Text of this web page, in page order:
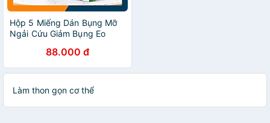
Hộp 5 Miếng Dán Bụng Mỡ
Ngải Cứu Giảm Bụng Eo
Quả Tiện Lợi88.000 đ
Làm thon gọn cơ thể